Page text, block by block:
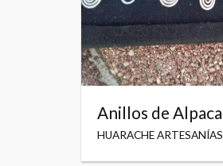
Anillos de Alpaca
HUARACHE ARTESANÍAS